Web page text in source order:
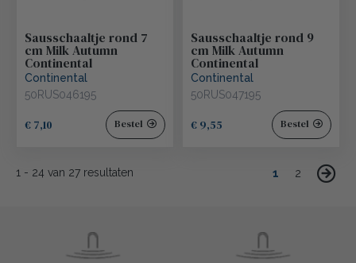
Sausschaaltje rond 7
cm Milk Autumn
Continental
Continental
50RUS046195
€ 7,10 Bestel
Sausschaaltje rond 9
cm Milk Autumn
Continental
Continental
50RUS047195
€ 9,55 Bestel
1 - 24 van 27 resultaten 1 2